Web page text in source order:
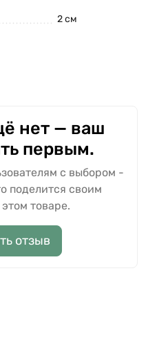
2 см
нет — ваш
первым.
с выбором -
поделится своим
товаре.
отзыв